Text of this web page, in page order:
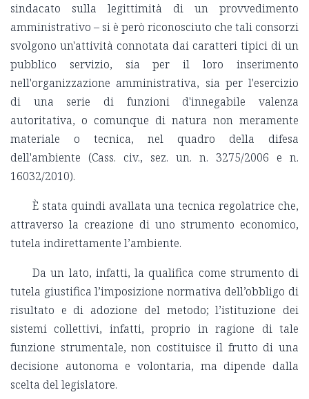
sindacato sulla legittimità di un provvedimento
amministrativo – si è però riconosciuto che tali consorzi
svolgono un'attività connotata dai caratteri tipici di un
pubblico servizio, sia per il loro inserimento
nell'organizzazione amministrativa, sia per l'esercizio
di una serie di funzioni d'innegabile valenza
autoritativa, o comunque di natura non meramente
materiale o tecnica, nel quadro della difesa
dell'ambiente (Cass. civ., sez. un. n. 3275/2006 e n.
16032/2010).
È stata quindi avallata una tecnica regolatrice che,
attraverso la creazione di uno strumento economico,
tutela indirettamente l’ambiente.
Da un lato, infatti, la qualifica come strumento di
tutela giustifica l’imposizione normativa dell’obbligo di
risultato e di adozione del metodo; l’istituzione dei
sistemi collettivi, infatti, proprio in ragione di tale
funzione strumentale, non costituisce il frutto di una
decisione autonoma e volontaria, ma dipende dalla
scelta del legislatore.